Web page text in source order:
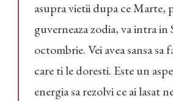
asupra vietii dupa ce Marte,
guverneaza zodia, va intra
octombrie. Vei avea sansa sa
care ti le doresti. Este un
energia sa rezolvi ce ai lasat